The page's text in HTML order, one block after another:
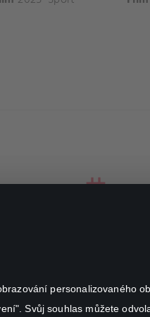
personalizovaného
Svůj souhlas můžete